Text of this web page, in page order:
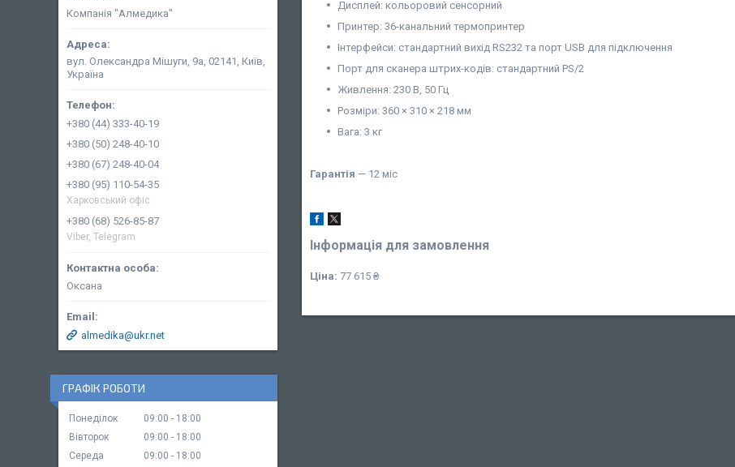
Дисплей: кольоровий сенсорний
Принтер: 36-канальний термопринтер
Інтерфейси: стандартний вихід RS232 та порт USB для підключення
Порт для сканера штрих-кодів: стандартний PS/2
Живлення: 230 В, 50 Гц
Розміри: 360 × 310 × 218 мм
Вага: 3 кг
Гарaнтія — 12 міс
Інформація для замовлення
Ціна: 77 615 ₴
Компанія "Алмедика"
вул. Олександра Мішуги, 9а, 02141, Київ,
Україна
+380 (44) 333-40-19
+380 (50) 248-40-10
+380 (67) 248-40-04
+380 (95) 110-54-35
Харковський офіс
+380 (68) 526-85-87
Viber, Telegram
Оксана
almedika@ukr.net
ГРАФІК РОБОТИ
Понеділок 09:00
18:00
Вівторок
09:00
18:00
Середа
09:00
18:00